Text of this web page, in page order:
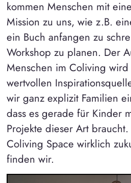
kommen Menschen mit
Mission zu uns, wie z.B.
ein Buch anfangen zu
Workshop zu planen. Der
Menschen im Coliving
wertvollen
wir ganz explizit Familien
dass es gerade für Kinder
Projekte dieser Art
Coliving Space wirklich
finden wir.